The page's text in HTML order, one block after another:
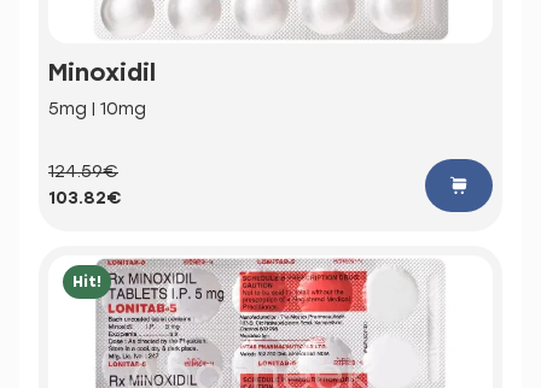
Minoxidil
5mg | 10mg
124.59€
103.82€
Hit!